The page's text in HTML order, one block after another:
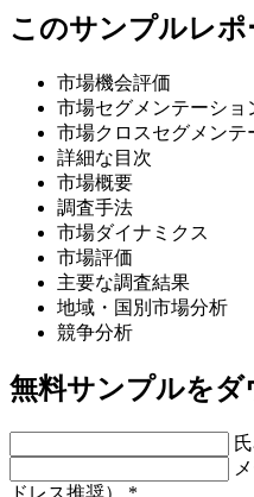
このサンプルレ
市場機会評価
市場セグメンテーショ
市場クロスセグメンテ
詳細な目次
市場概要
調査手法
市場ダイナミクス
市場評価
主要な調査結果
地域・国別市場分析
競争分析
無料サンプルをダ
ドレス推奨） *